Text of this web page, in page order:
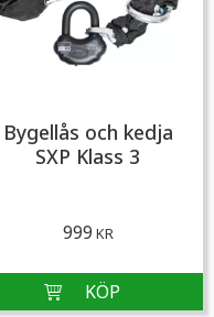
Bygellås och kedja
SXP Klass 3
999 KR